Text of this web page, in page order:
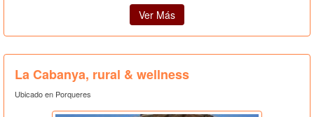
Ver Más
La Cabanya, rural & wellness
Ubicado en Porqueres